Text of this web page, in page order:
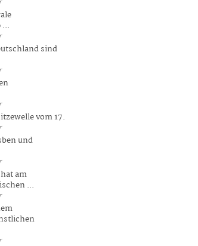
...
sind
vom 17.
und
am
...